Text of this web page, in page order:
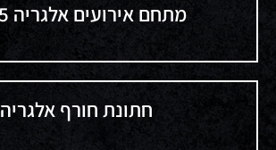
מתחם אירועים אלגריה 2025
חתונת חורף אלגריה